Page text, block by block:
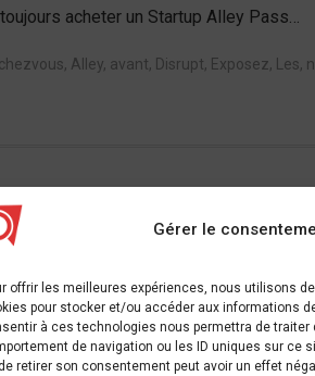
Gérer le
offrir les meilleures expériences, nous utilisons
pour stocker et/ou accéder aux informations
à ces technologies nous permettra de traiter
de navigation ou les ID uniques sur ce
retirer son consentement peut avoir un effet
acheter un Startup Alley Pass…
, Alley, avant, Disrupt, Exposez, Les,
à TC Disrupt
que les prix
2021 Actualité
Super Early Bird de TC Disrupt 2021